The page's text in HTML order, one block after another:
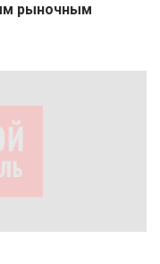
рыночным